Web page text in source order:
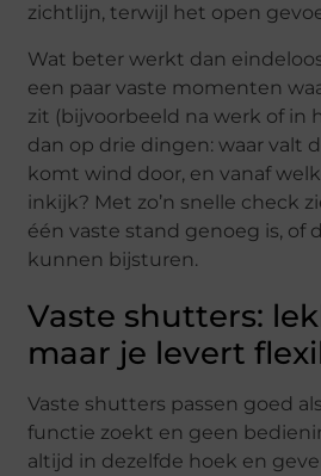
zichtlijn, terwijl het open
Wat beter werkt dan
een paar vaste momenten
zit (bijvoorbeeld na werk of in
dan op drie dingen: waar valt
komt wind door, en vanaf
inkijk? Met zo’n snelle check
één vaste stand genoeg is, of
kunnen bijsturen.
Vaste shutters:
maar je levert
Vaste shutters passen goed
functie zoekt en geen
altijd in dezelfde hoek en